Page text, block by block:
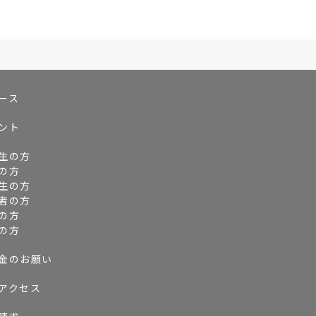
ス
ト
の方
方
の方
の方
方
方
のお願い
クセス